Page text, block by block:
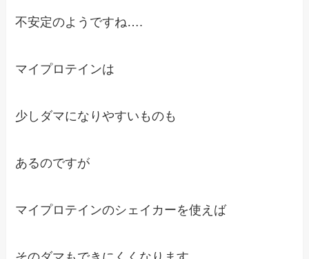
不安定のようですね….
マイプロテインは
少しダマになりやすいものも
あるのですが
マイプロテインのシェイカーを使えば